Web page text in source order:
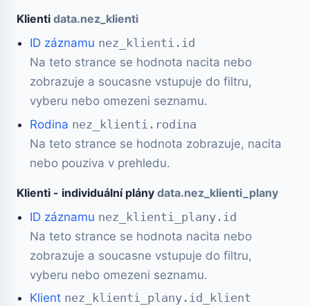
Klienti data.nez_klienti
ID záznamu nez_klienti.id
Na teto strance se hodnota nacita nebo
zobrazuje a soucasne vstupuje do filtru,
vyberu nebo omezeni seznamu.
Rodina nez_klienti.rodina
Na teto strance se hodnota zobrazuje, nacita
nebo pouziva v prehledu.
Klienti - individuální plány data.nez_klienti_plany
ID záznamu nez_klienti_plany.id
Na teto strance se hodnota nacita nebo
zobrazuje a soucasne vstupuje do filtru,
vyberu nebo omezeni seznamu.
Klient nez_klienti_plany.id_klient